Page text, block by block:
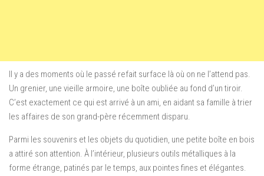
Il y a des moments où le passé refait surface là où on ne l’attend pas.
Un grenier, une vieille armoire, une boîte oubliée au fond d’un tiroir.
C’est exactement ce qui est arrivé à un ami, en aidant sa famille à trier
les affaires de son grand-père récemment disparu.
Parmi les souvenirs et les objets du quotidien, une petite boîte en bois
a attiré son attention. À l’intérieur, plusieurs outils métalliques à la
forme étrange, patinés par le temps, aux pointes fines et élégantes.